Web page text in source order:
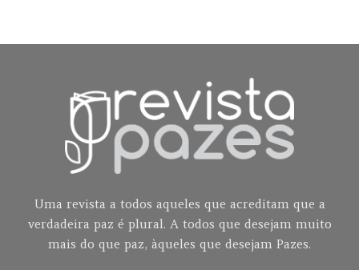
Uma revista a todos aqueles que acreditam que a
verdadeira paz é plural. A todos que desejam muito
mais do que paz, àqueles que desejam Pazes.